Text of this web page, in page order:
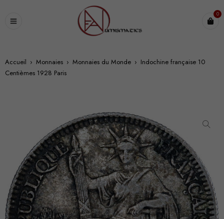
0
Accueil › Monnaies › Monnaies du Monde › Indochine française 10
Centièmes 1928 Paris